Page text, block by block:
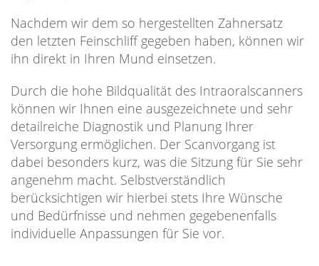
Nachdem wir dem so hergestellten Zahnersatz
den letzten Feinschliff gegeben haben, können wir
ihn direkt in Ihren Mund einsetzen.
Durch die hohe Bildqualität des Intraoralscanners
können wir Ihnen eine ausgezeichnete und sehr
detailreiche Diagnostik und Planung Ihrer
Versorgung ermöglichen. Der Scanvorgang ist
dabei besonders kurz, was die Sitzung für Sie sehr
angenehm macht. Selbstverständlich
berücksichtigen wir hierbei stets Ihre Wünsche
und Bedürfnisse und nehmen gegebenenfalls
individuelle Anpassungen für Sie vor.